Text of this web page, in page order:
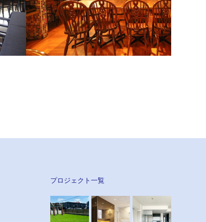
プロジェクト一覧